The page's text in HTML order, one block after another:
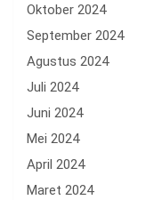
Oktober 2024
September 2024
Agustus 2024
Juli 2024
Juni 2024
Mei 2024
April 2024
Maret 2024